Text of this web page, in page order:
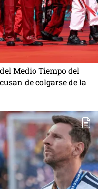
Medio Tiempo del
de colgarse de la